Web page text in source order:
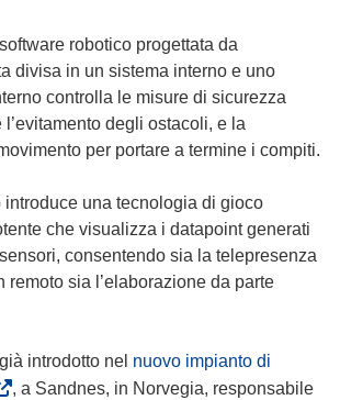
robotico progettata da
divisa in un sistema interno e uno
controlla le misure di sicurezza
degli ostacoli, e la
per portare a termine i compiti.
introduce una tecnologia di gioco
che visualizza i datapoint generati
consentendo sia la telepresenza
remoto sia l’elaborazione da parte
introdotto nel nuovo impianto di
, a Sandnes, in Norvegia, responsabile